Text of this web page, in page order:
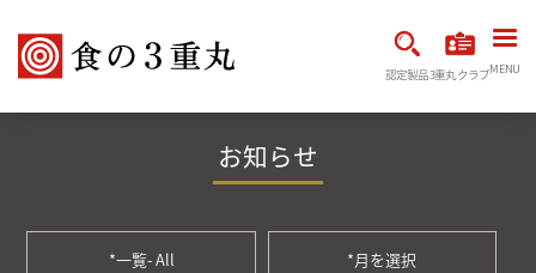
認定製品3重丸クラブMENU
お知らせ
*一覧- All *月を選択